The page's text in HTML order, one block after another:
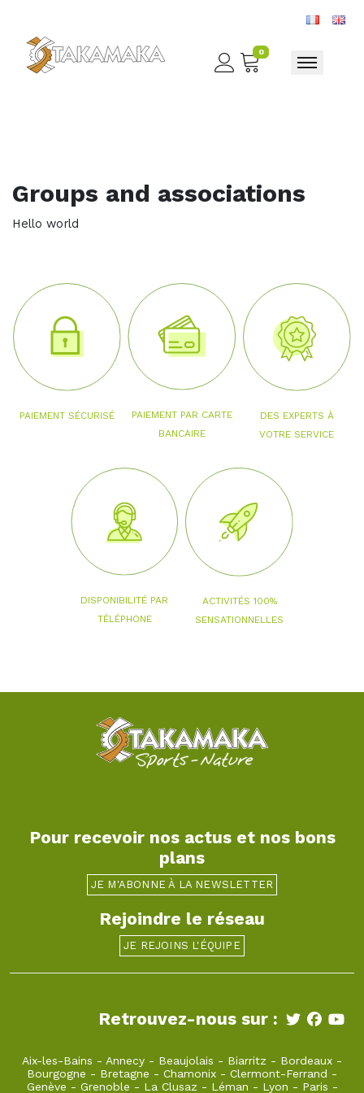
0
Toggle
Groups and associations
Hello world
PAIEMENT SÉCURISÉ
PAIEMENT PAR CARTE
BANCAIRE
DES EXPERTS À
VOTRE SERVICE
DISPONIBILITÉ PAR
TÉLÉPHONE
ACTIVITÉS 100%
SENSATIONNELLES
Pour recevoir nos actus et nos bons
plans
JE M'ABONNE À LA NEWSLETTER
Rejoindre le réseau
JE REJOINS L'ÉQUIPE
Retrouvez-nous sur :
Aix-les-Bains - Annecy - Beaujolais - Biarritz - Bordeaux -
Bourgogne - Bretagne - Chamonix - Clermont-Ferrand -
Genève - Grenoble - La Clusaz - Léman - Lyon - Paris -